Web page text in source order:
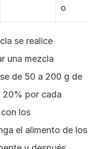
o
se realice
una mezcla
de 50 a 200 g de
20% por cada
los
el alimento de los